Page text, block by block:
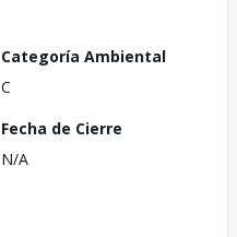
Categoría Ambiental
C
Fecha de Cierre
N/A